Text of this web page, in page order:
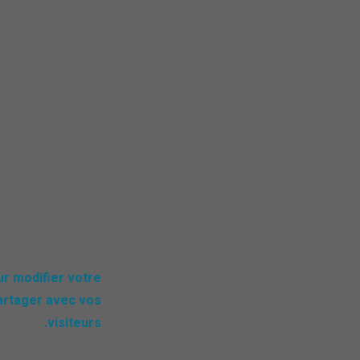
modifier votre
avec vos
visiteurs.